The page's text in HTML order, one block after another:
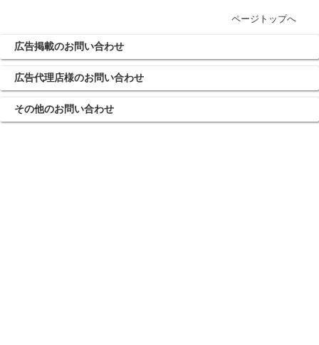
ページトップへ
広告掲載のお問い合わせ
広告代理店様のお問い合わせ
その他のお問い合わせ